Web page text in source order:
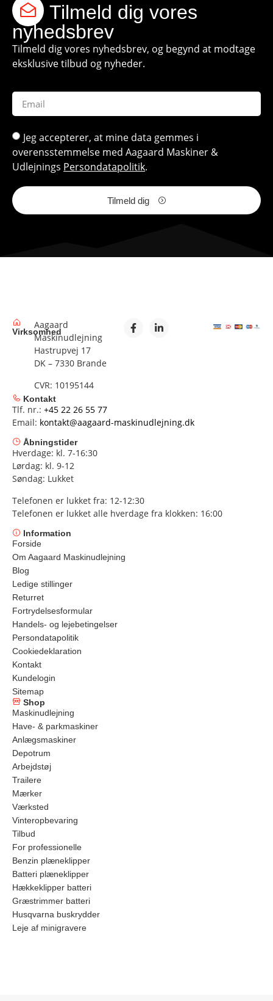
Tilmeld dig vores
nyhedsbrev
Tilmeld dig vores nyhedsbrev, og begynd at modtage
eksklusive tilbud og nyheder.
Jeg accepterer, at mine data gemmes i
overensstemmelse med Aagaard Maskiner &
Udlejnings Persondatapolitik.
Tilmeld dig
Virksomhed
Aagaard
Maskinudlejning
Hastrupvej 17
DK – 7330 Brande
CVR: 10195144
Kontakt
Tlf. nr.: +45 22 26 55 77
Email: kontakt@aagaard-maskinudlejning.dk
Åbningstider
Hverdage: kl. 7-16:30
Lørdag: kl. 9-12
Søndag: Lukket
Telefonen er lukket fra: 12-12:30
Telefonen er lukket alle hverdage fra klokken: 16:00
Information
Forside
Om Aagaard Maskinudlejning
Blog
Ledige stillinger
Returret
Fortrydelsesformular
Handels- og lejebetingelser
Persondatapolitik
Cookiedeklaration
Kontakt
Kundelogin
Sitemap
Shop
Maskinudlejning
Have- & parkmaskiner
Anlægsmaskiner
Depotrum
Arbejdstøj
Trailere
Mærker
Værksted
Vinteropbevaring
Tilbud
For professionelle
Benzin plæneklipper
Batteri plæneklipper
Hækkeklipper batteri
Græstrimmer batteri
Husqvarna buskrydder
Leje af minigravere